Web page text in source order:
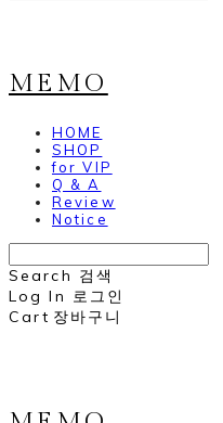
MEMO
HOME
SHOP
for VIP
Q & A
Review
Notice
Search 검색
Log In 로그인
Cart 장바구니